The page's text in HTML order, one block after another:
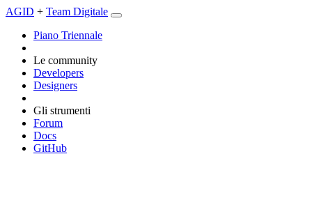
AGID + Team Digitale
Piano Triennale
Le community
Developers
Designers
Gli strumenti
Forum
Docs
GitHub